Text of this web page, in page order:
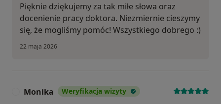
Pięknie dziękujemy za tak miłe słowa oraz
docenienie pracy doktora. Niezmiernie cieszymy
się, że mogliśmy pomóc! Wszystkiego dobrego :)
22 maja 2026
Monika Weryfikacja wizyty